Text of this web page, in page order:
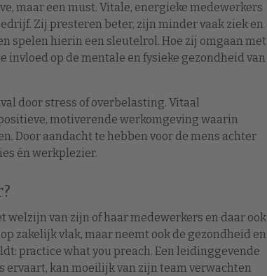
maar een must. Vitale, energieke medewerkers
Zij presteren beter, zijn minder vaak ziek en
spelen hierin een sleutelrol. Hoe zij omgaan met
op de mentale en fysieke gezondheid van
door stress of overbelasting. Vitaal
motiverende werkomgeving waarin
Door aandacht te hebben voor de mens achter
én werkplezier.
welzijn van zijn of haar medewerkers en daar ook
zakelijk vlak, maar neemt ook de gezondheid en
practice what you preach. Een leidinggevende
ervaart, kan moeilijk van zijn team verwachten